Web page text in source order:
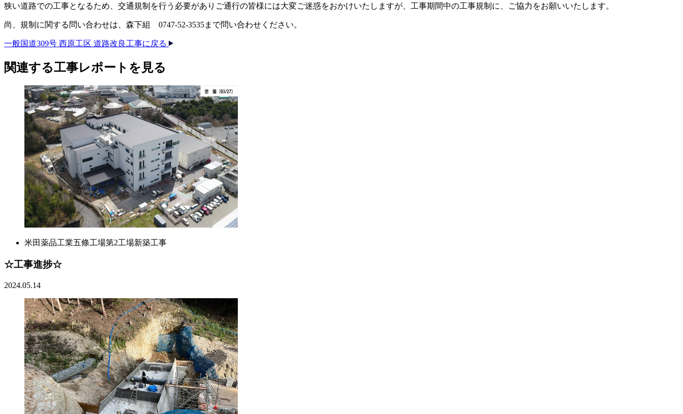
狭い道路での工事となるため、交通規制を行う必要がありご通行の皆様には大変ご迷惑をおかけいたしますが、工事期間中の工事規制に、ご協力をお願いいたします。
尚、規制に関する問い合わせは、森下組 0747-52-3535まで問い合わせください。
一般国道309号 西原工区 道路改良工事に戻る
関連する​工事レポートを​見る​
米田薬品工業五條工場第2工場新築工事
☆工事進捗☆
2024.05.14